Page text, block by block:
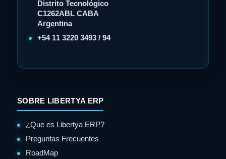
Distrito Tecnológico
C1262ABL CABA
Argentina
+54 11 3220 3493 / 94
SOBRE LIBERTYA ERP
¿Que es Libertya ERP?
Preguntas Frecuentes
RoadMap